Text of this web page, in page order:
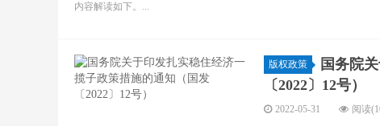
内容解读如下。...
版权政策
国务院
〔2022〕12号）
2022-05-31 阅读